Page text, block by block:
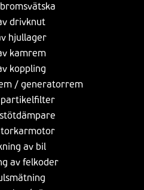
drivknut
hjullager
kamrem
koppling
/ generatorrem
partikelfilter
torkarmotor
av bil
av felkoder